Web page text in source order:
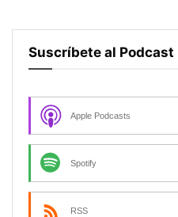
Suscríbete al Podcast
Apple Podcasts
Spotify
RSS